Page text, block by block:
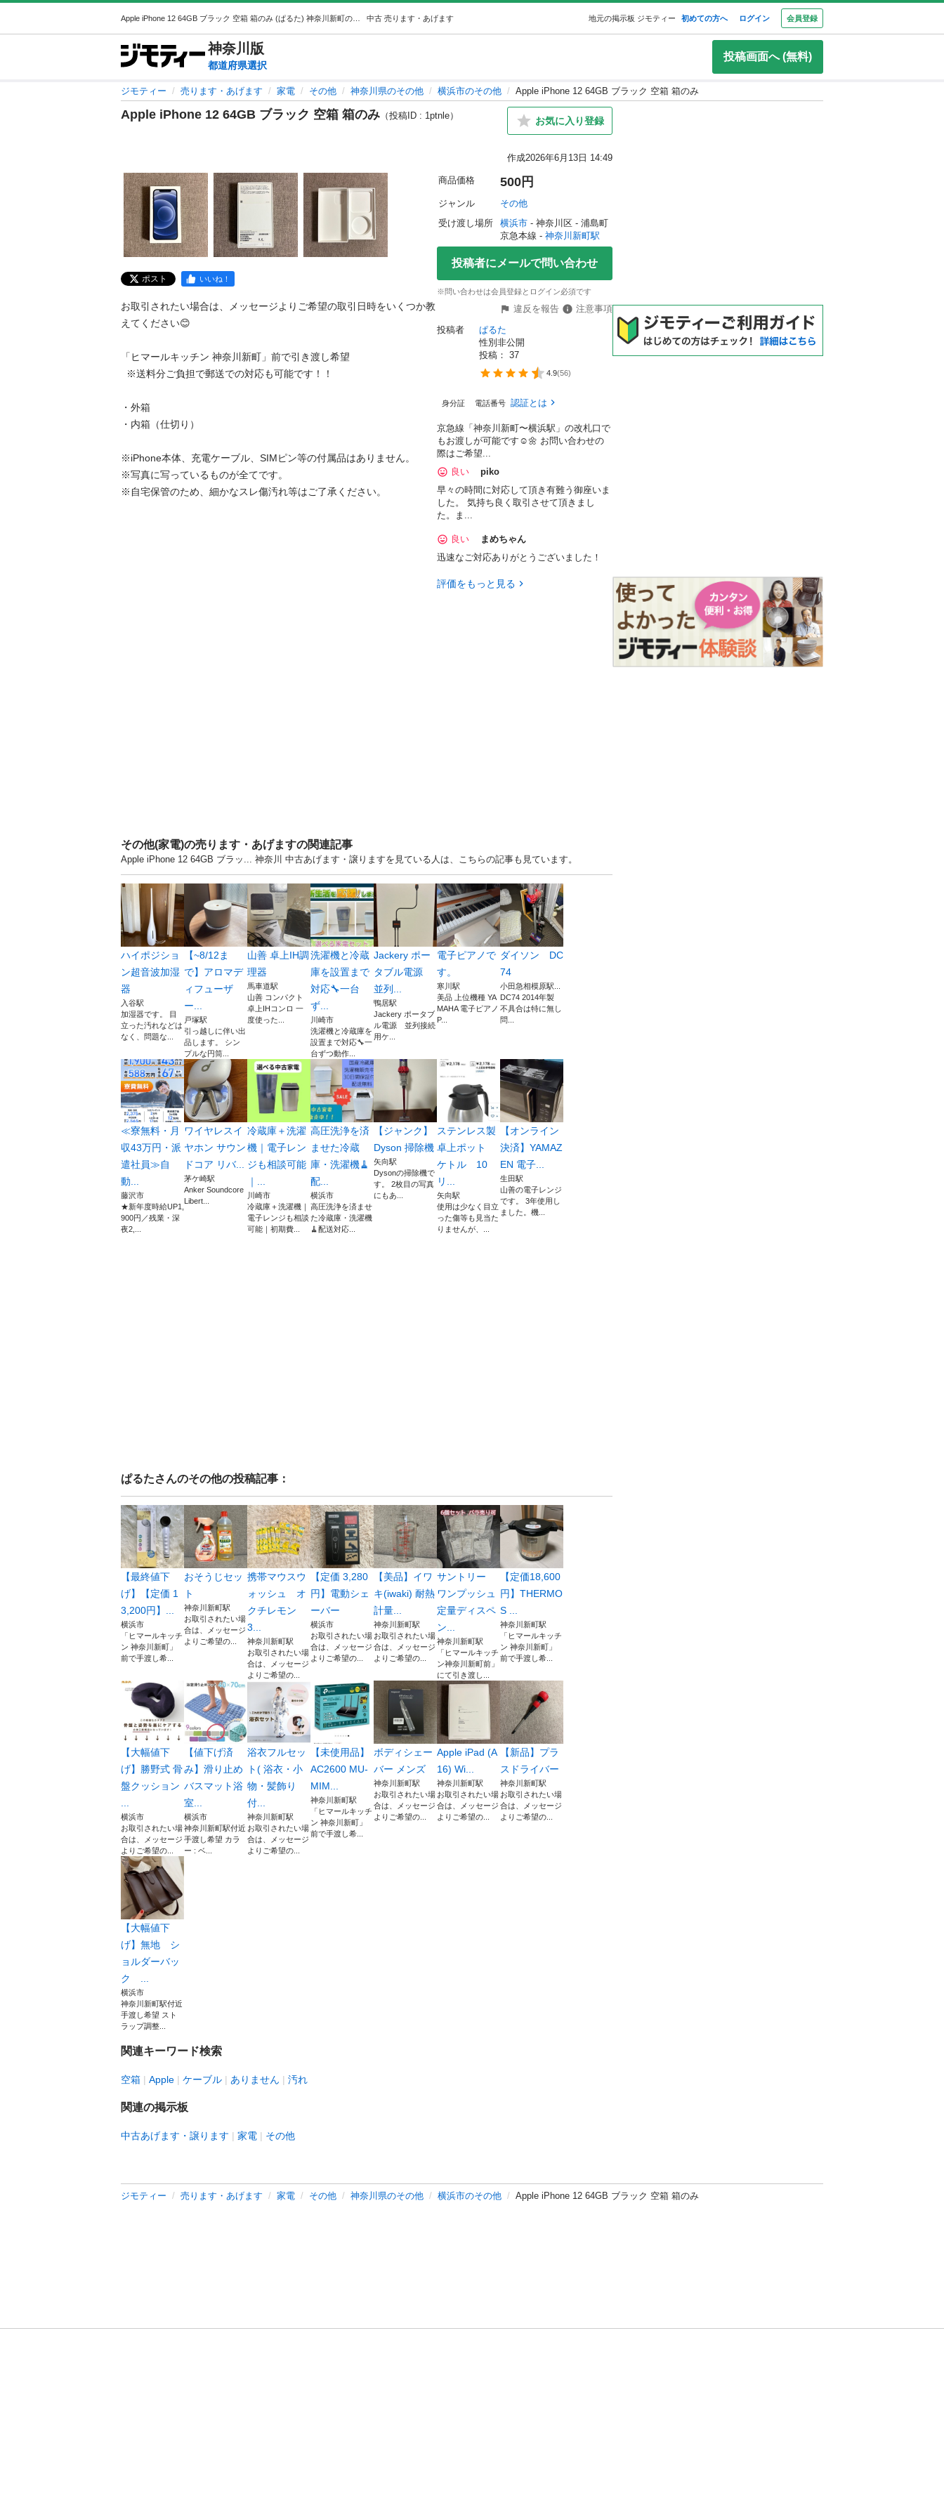
中古 売ります・あげます 地元の掲示板 ジモティー 初めての方へ ログイン 会員登録
神奈川 版
都道府県選択
投稿画面へ (無料)
ジモティー 売ります・あげます 家電 その他 神奈川県のその他 横浜市のその他 Apple iPhone 12 64GB ブラック 空箱 箱のみ
Apple iPhone 12 64GB ブラック 空箱 箱のみ （投稿ID : 1ptnle） お気に入り登録
作成2026年6月13日 14:49
ポスト いいね！
お取引されたい場合は、メッセージよりご希望の取引日時をいくつか教
えてください😊
「ヒマールキッチン 神奈川新町」前で引き渡し希望
・外箱
・内箱（仕切り）
※iPhone本体、充電ケーブル、SIMピン等の付属品はありません。
※写真に写っているものが全てです。
※自宅保管のため、細かなスレ傷汚れ等はご了承ください。
商品価格 500円
ジャンル
その他
受け渡し場所
横浜市 - 神奈川区 - 浦島町
京急本線 - 神奈川新町駅
投稿者にメールで問い合わせ
※問い合わせは会員登録とログイン必須です
違反を報告
注意事項
投稿者
ぱるた
性別非公開
投稿： 37
4.9(56)
身分証 電話番号 認証とは
京急線「神奈川新町〜横浜駅」の改札口で
もお渡しが可能です☺️🌼 お問い合わせの
際はご希望...
良い
piko
早々の時間に対応して頂き有難う御座いま
した。 気持ち良く取引させて頂きまし
た。ま...
良い
まめちゃん
迅速なご対応ありがとうございました！
評価をもっと見る
その他(家電)の売ります・あげますの関連記事
Apple iPhone 12 64GB ブラッ... 神奈川 中古あげます・譲りますを見ている人は、こちらの記事も見ています。
ハイポジショ
ン超音波加湿
器
入谷駅
加湿器です。 目
立った汚れなどは
なく、問題な...
【~8/12ま
で】アロマデ
ィフューザ
ー...
戸塚駅
引っ越しに伴い出
品します。 シン
プルな円筒...
山善 卓上IH調
理器
馬車道駅
山善 コンパクト
卓上IHコンロ 一
度使った...
洗濯機と冷蔵
庫を設置まで
対応🔧一台
ず...
川崎市
洗濯機と冷蔵庫を
設置まで対応🔧一
台ずつ動作...
Jackery ポー
タブル電源
並列...
鴨居駅
Jackery ポータブ
ル電源 並列接続
用ケ...
電子ピアノで
す。
寒川駅
美品 上位機種 YA
MAHA 電子ピアノ
P...
ダイソン DC
74
小田急相模原駅...
DC74 2014年製
不具合は特に無し
問...
≪寮無料・月
収43万円・派
遣社員≫自
動...
藤沢市
★新年度時給UP1,
900円／残業・深
夜2,...
ワイヤレスイ
ヤホン サウン
ドコア リバ...
茅ケ崎駅
Anker Soundcore
Libert...
冷蔵庫＋洗濯
機｜電子レン
ジも相談可能
｜...
川崎市
冷蔵庫＋洗濯機｜
電子レンジも相談
可能｜初期費...
高圧洗浄を済
ませた冷蔵
庫・洗濯機🧹
配...
横浜市
高圧洗浄を済ませ
た冷蔵庫・洗濯機
🧹配送対応...
【ジャンク】
Dyson 掃除機
矢向駅
Dysonの掃除機で
す。 2枚目の写真
にもあ...
ステンレス製
卓上ポット
ケトル 10
リ...
矢向駅
使用は少なく目立
った傷等も見当た
りませんが、...
【オンライン
決済】YAMAZ
EN 電子...
生田駅
山善の電子レンジ
です。 3年使用し
ました。機...
ぱるたさんのその他の投稿記事：
【最終値下
げ】【定価 1
3,200円】...
横浜市
「ヒマールキッチ
ン 神奈川新町」
前で手渡し希...
おそうじセッ
ト
神奈川新町駅
お取引されたい場
合は、メッセージ
よりご希望の...
携帯マウスウ
ォッシュ オ
クチレモン
3...
神奈川新町駅
お取引されたい場
合は、メッセージ
よりご希望の...
【定価 3,280
円】電動シェ
ーバー
横浜市
お取引されたい場
合は、メッセージ
よりご希望の...
【美品】イワ
キ(iwaki) 耐熱
計量...
神奈川新町駅
お取引されたい場
合は、メッセージ
よりご希望の...
サントリー
ワンプッシュ
定量ディスペ
ン...
神奈川新町駅
「ヒマールキッチ
ン神奈川新町前」
にて引き渡し...
【定価18,600
円】THERMO
S ...
神奈川新町駅
「ヒマールキッチ
ン 神奈川新町」
前で手渡し希...
【大幅値下
げ】勝野式 骨
盤クッション
横浜市
お取引されたい場
合は、メッセージ
よりご希望の...
【値下げ済
み】滑り止め
バスマット浴
室...
横浜市
神奈川新町駅付近
手渡し希望 カラ
ー : ベ...
浴衣フルセッ
ト( 浴衣・小
物・髪飾り
付...
神奈川新町駅
お取引されたい場
合は、メッセージ
よりご希望の...
【未使用品】
AC2600 MU-
MIM...
神奈川新町駅
「ヒマールキッチ
ン 神奈川新町」
前で手渡し希...
ボディシェー
バー メンズ
神奈川新町駅
お取引されたい場
合は、メッセージ
よりご希望の...
Apple iPad (A
16) Wi...
神奈川新町駅
お取引されたい場
合は、メッセージ
よりご希望の...
【新品】プラ
スドライバー
神奈川新町駅
お取引されたい場
合は、メッセージ
よりご希望の...
【大幅値下
げ】無地 シ
ョルダーバッ
ク ...
横浜市
神奈川新町駅付近
手渡し希望 スト
ラップ調整...
関連キーワード検索
空箱 Apple ケーブル ありません 汚れ
関連の掲示板
中古あげます・譲ります 家電 その他
ジモティー 売ります・あげます 家電 その他 神奈川県のその他 横浜市のその他 Apple iPhone 12 64GB ブラック 空箱 箱のみ